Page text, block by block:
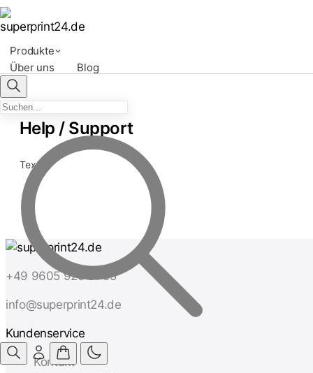
Produkte
Über uns
Blog
Help / Support
Text
+49 9605 925 81 55
info@superprint24.de
Kundenservice
Kontakt